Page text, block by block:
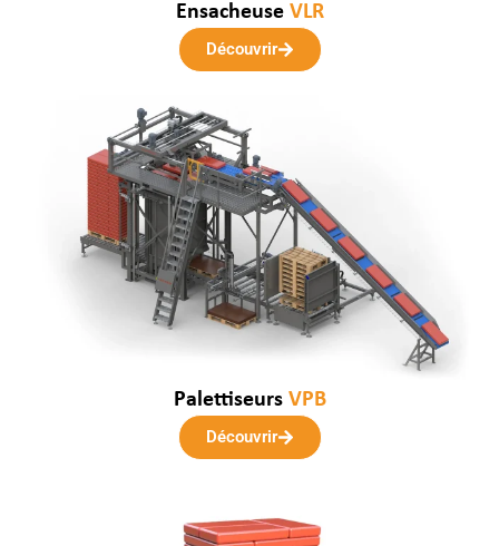
Ensacheuse VLR
Découvrir
Palettiseurs VPB
Découvrir